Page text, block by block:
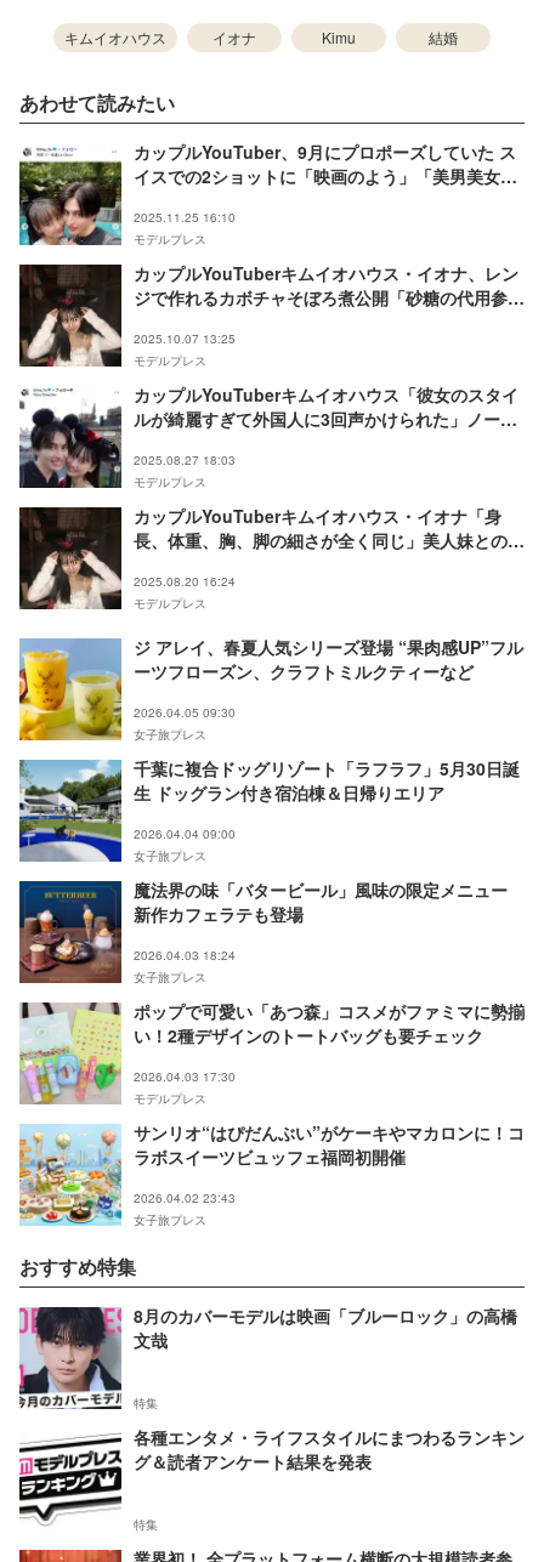
キムイオハウス イオナ Kimu 結婚
あわせて読みたい
カップルYouTuber、9月にプロポーズしていた ス
イスでの2ショットに「映画のよう」「美男美女で
2025.11.25 16:10
モデルプレス
カップルYouTuberキムイオハウス・イオナ、レン
ジで作れるカボチャそぼろ煮公開「砂糖の代用参考
2025.10.07 13:25
モデルプレス
カップルYouTuberキムイオハウス「彼女のスタイ
ルが綺麗すぎて外国人に3回声かけられた」ノース
2025.08.27 18:03
モデルプレス
カップルYouTuberキムイオハウス・イオナ「身
長、体重、胸、脚の細さが全く同じ」美人妹との2
2025.08.20 16:24
モデルプレス
ジ アレイ、春夏人気シリーズ登場 “果肉感UP”フル
ーツフローズン、クラフトミルクティーなど
2026.04.05 09:30
女子旅プレス
千葉に複合ドッグリゾート「ラフラフ」5月30日誕
生 ドッグラン付き宿泊棟＆日帰りエリア
2026.04.04 09:00
女子旅プレス
魔法界の味「バタービール」風味の限定メニュー
新作カフェラテも登場
2026.04.03 18:24
女子旅プレス
ポップで可愛い「あつ森」コスメがファミマに勢揃
い！2種デザインのトートバッグも要チェック
2026.04.03 17:30
モデルプレス
サンリオ“はぴだんぶい”がケーキやマカロンに！コ
ラボスイーツビュッフェ福岡初開催
2026.04.02 23:43
女子旅プレス
おすすめ特集
8月のカバーモデルは映画「ブルーロック」の高橋
文哉
特集
各種エンタメ・ライフスタイルにまつわるランキン
グ＆読者アンケート結果を発表
特集